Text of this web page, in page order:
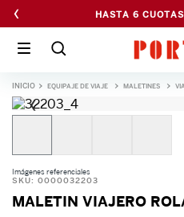
‹ HASTA 6
EQUIPAJE DE VIAJE MALETINES
‹
Imágenes referenciales
SKU: 0000032203
MALETIN VIAJERO